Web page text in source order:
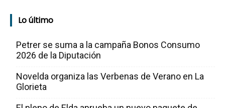
Lo último
Petrer se suma a la campaña Bonos Consumo
2026 de la Diputación
Novelda organiza las Verbenas de Verano en La
Glorieta